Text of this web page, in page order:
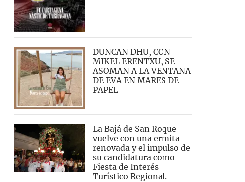
DUNCAN DHU, CON
MIKEL ERENTXU, SE
ASOMAN A LA VENTANA
DE EVA EN MARES DE
PAPEL
La Bajá de San Roque
vuelve con una ermita
renovada y el impulso de
su candidatura como
Fiesta de Interés
Turístico Regional.